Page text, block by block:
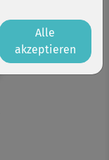
Alle
akzeptieren